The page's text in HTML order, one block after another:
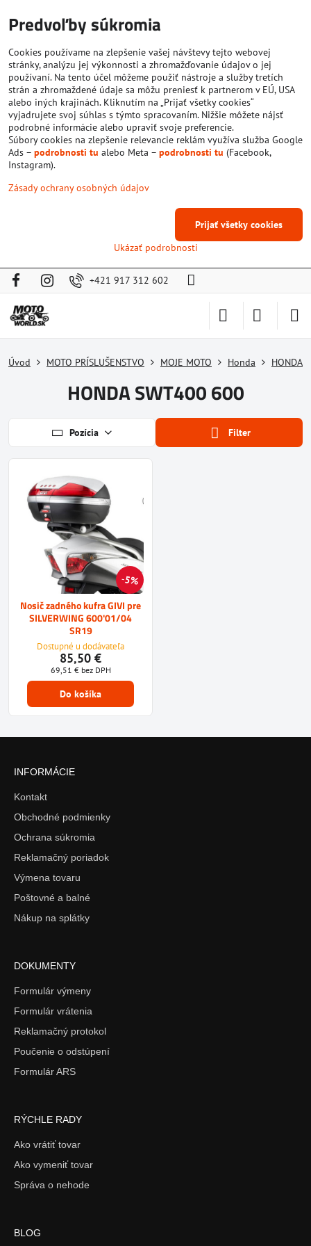
+421 917 312 602
Úvod MOTO PRÍSLUŠENSTVO MOJE MOTO Honda HONDA
HONDA SWT400 600
Pozícia Filter
5%
Nosič zadného kufra GIVI pre
SILVERWING 600'01/04
SR19
Dostupné u dodávateľa
85,50 €
69,51 € bez DPH
Do košíka
INFORMÁCIE
Kontakt
Obchodné podmienky
Ochrana súkromia
Reklamačný poriadok
Výmena tovaru
Poštovné a balné
Nákup na splátky
DOKUMENTY
Formulár výmeny
Formulár vrátenia
Reklamačný protokol
Poučenie o odstúpení
Formulár ARS
RÝCHLE RADY
Ako vrátiť tovar
Ako vymeniť tovar
Správa o nehode
BLOG
Predvoľby súkromia
Cookies používame na zlepšenie vašej návštevy tejto webovej
stránky, analýzu jej výkonnosti a zhromažďovanie údajov o jej
používaní. Na tento účel môžeme použiť nástroje a služby tretích
strán a zhromaždené údaje sa môžu preniesť k partnerom v EÚ, USA
alebo iných krajinách. Kliknutím na „Prijať všetky cookies“
vyjadrujete svoj súhlas s týmto spracovaním. Nižšie môžete nájsť
podrobné informácie alebo upraviť svoje preferencie.
Súbory cookies na zlepšenie relevancie reklám využíva služba Google
Ads – podrobnosti tu alebo Meta – podrobnosti tu (Facebook,
Instagram).
Zásady ochrany osobných údajov
Ukázať podrobnosti
Prijať všetky cookies